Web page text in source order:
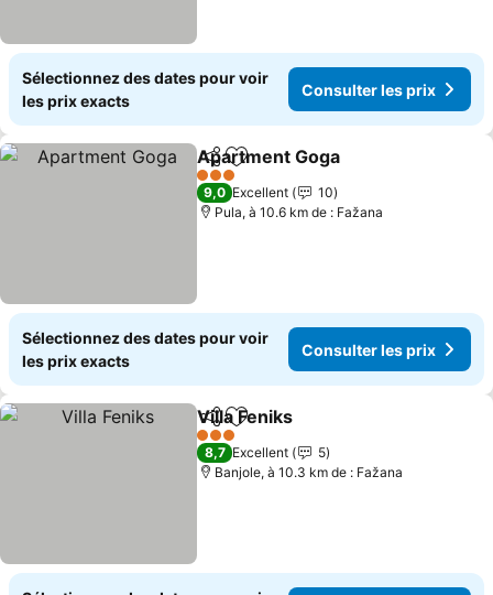
Sélectionnez des dates pour voir
les prix exacts
Consulter les prix
PartagerAjouter à mes favoris
Apartment Goga
3 Étoiles
9,0 Excellent
10
Pula, à 10.6 km de : Fažana
Sélectionnez des dates pour voir
les prix exacts
Consulter les prix
PartagerAjouter à mes favoris
Villa Feniks
3 Étoiles
8,7 Excellent
5
Banjole, à 10.3 km de : Fažana